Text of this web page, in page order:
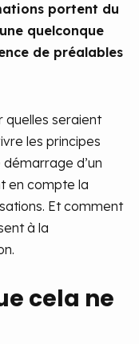
portent du
quelconque
de préalables
quelles seraient
les principes
d’un
en compte la
Et comment
à la
cela ne